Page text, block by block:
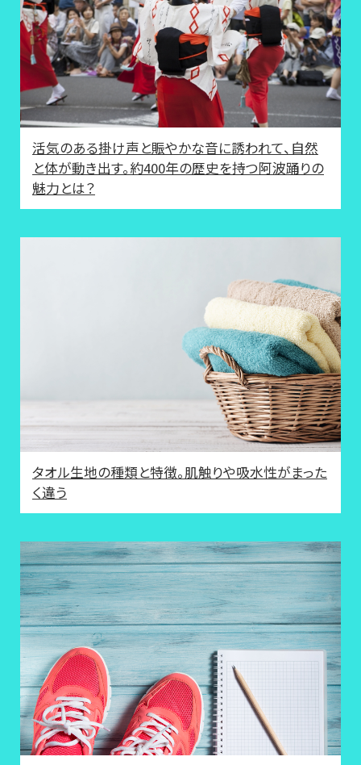
活気のある掛け声と賑やかな音に誘われて、自然
と体が動き出す。約400年の歴史を持つ阿波踊りの
魅力とは？
タオル生地の種類と特徴。肌触りや吸水性がまった
く違う